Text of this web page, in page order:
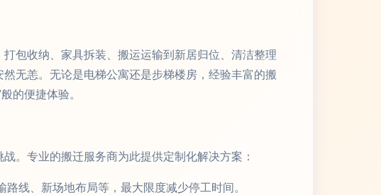
包收纳、家具拆装、搬运运输到新居归位、清洁整理
无恙。无论是电梯公寓还是步梯楼房，经验丰富的搬
的便捷体验。
。专业的搬迁服务商为此提供定制化解决方案：
线、新场地布局等，最大限度减少停工时间。